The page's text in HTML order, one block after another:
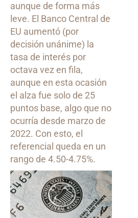
aunque de forma más
leve. El Banco Central de
EU aumentó (por
decisión unánime) la
tasa de interés por
octava vez en fila,
aunque en esta ocasión
el alza fue solo de 25
puntos base, algo que no
ocurría desde marzo de
2022. Con esto, el
referencial queda en un
rango de 4.50-4.75%.